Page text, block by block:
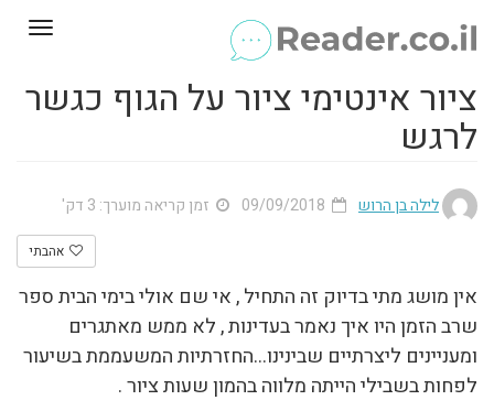
ציור אינטימי ציור על הגוף כגשר
לרגש
לילה בן הרוש זמן קריאה מוערך: 3 דק'
אהבתי
אין מושג מתי בדיוק זה התחיל , אי שם אולי בימי הבית ספר
שרב הזמן היו איך נאמר בעדינות , לא ממש מאתגרים
ומעניינים ליצרתיים שבינינו…החזרתיות המשעממת בשיעור
לפחות בשבילי הייתה מלווה בהמון שעות ציור .